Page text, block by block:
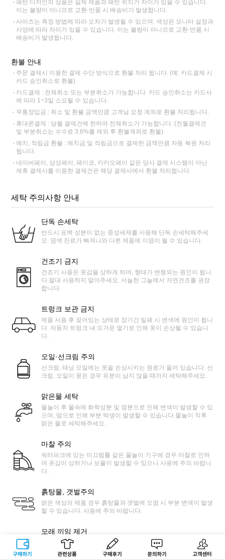
구매하기 관련상품 상품후기 문의하기 고객센터
패턴 디자인의 상품은 실제 제품과 패턴 위치가 차이가 있을 수 있습니다.
이는 불량이 아니므로 교환·반품 시 배송비가 발생합니다.
사이즈는 측정 방법에 따라 오차가 발생될 수 있으며, 색상은 모니터 설정과
사양에 따라 차이가 있을 수 있습니다. 이는 불량이 아니므로 교환·반품 시
배송비가 발생됩니다.
환불 안내
주문 결제시 이용한 결제 수단 방식으로 환불 처리 됩니다. (예: 카드결제 시
카드 승인취소로 환불)
카드결제 : 전체취소 또는 부분취소가 가능합니다. 카드 승인취소는 카드사
에 따라 1~3일 소요될 수 있습니다.
무통장입금 : 취소 및 환불 금액만큼 고객님 요청 계좌로 환불 처리됩니다.
휴대폰결제 : 당월 결제건에 한하여 전체취소가 가능합니다. (전월결제건
및 부분취소는 수수료 3.6%를 제외 후 환불계좌로 환불)
예치, 적립금 환불 : 예치금 및 적립금으로 결제한 금액만큼 자동 복원 처리
됩니다.
네이버페이, 삼성페이, 페이코, 카카오페이 같은 당사 결제 시스템이 아닌
제휴 결제사를 이용한 결제건은 해당 결제사에서 환불 처리됩니다.
세탁 주의사항 안내
단독 손세탁
반드시 표백 성분이 없는 중성세제를 사용해 단독 손세탁해주세
요. 염색 잔료가 빠져나와 다른 제품에 이염이 될 수 있습니다.
건조기 금지
건조기 사용은 옷감을 상하게 하며, 형태가 변형되는 원인이 됩니
다.절대 사용하지 말아주세요. 서늘한 그늘에서 자연건조를 권장
합니다.
트렁크 보관 금지
제품 사용 후 젖어있는 상태로 장기간 밀폐 시 변색에 원인이 됩니
다. 자동차 트렁크 내 뜨거운 열기로 인해 옷이 손상될 수 있습니
다.
오일·선크림 주의
선크림, 태닝 오일에는 옷을 손상시키는 원료가 들어 있습니다. 선
크림, 오일이 묻은 경우 유분이 남지 않을 때까지 세탁해주세요.
맑은물 세탁
물놀이 후 물속에 화학성분 및 염분으로 인해 변색이 발생할 수 있
으며, 땀으로 인해 부분 탁생이 발생할 수 있습니다.물놀이 직후
맑은 물로 세탁해주세요.
마찰 주의
워터파크에 있는 미끄럼틀 같은 물놀이 기구에 경우 마찰로 인하
여 옷감이 상하거나 보풀이 발생할 수 있으니 사용에 주의 바랍니
다.
흙탕물, 갯벌주의
밝은 색상의 제품 경우 흙탕물과 갯벌에 오염 시 부분 변색이 발생
할 수 있습니다. 사용에 주의 바랍니다.
모래 끼임 제거
모래사장에서 래쉬가드를 착용 시 제품 특성상 모래가 끼일 수 있
습니다. 제품을 늘린 상태에서 얇은 솔 등으로 쓸어 모래를 쉽게
제거가 가능합니다.